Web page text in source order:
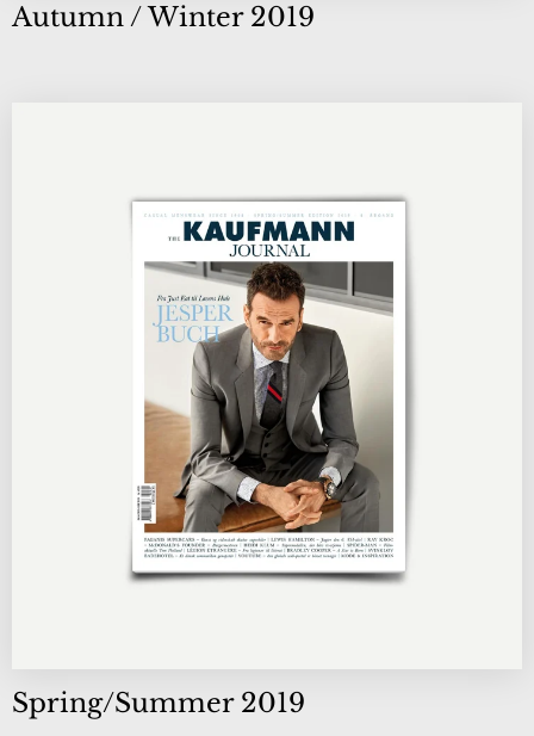
Autumn / Winter 2019
Spring/Summer 2019